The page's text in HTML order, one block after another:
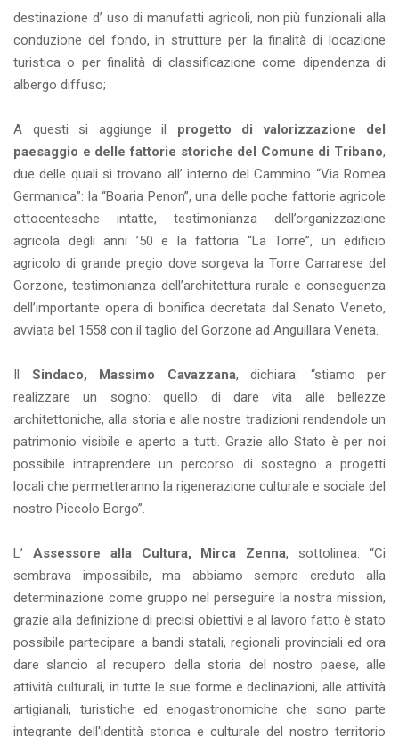
destinazione d’ uso di manufatti agricoli, non più funzionali alla
conduzione del fondo, in strutture per la finalità di locazione
turistica o per finalità di classificazione come dipendenza di
albergo diffuso;
A questi si aggiunge il progetto di valorizzazione del
paesaggio e delle fattorie storiche del Comune di Tribano,
due delle quali si trovano all’ interno del Cammino “Via Romea
Germanica”: la “Boaria Penon”, una delle poche fattorie agricole
ottocentesche intatte, testimonianza dell’organizzazione
agricola degli anni ’50 e la fattoria “La Torre”, un edificio
agricolo di grande pregio dove sorgeva la Torre Carrarese del
Gorzone, testimonianza dell’architettura rurale e conseguenza
dell’importante opera di bonifica decretata dal Senato Veneto,
avviata bel 1558 con il taglio del Gorzone ad Anguillara Veneta.
Sindaco, Massimo Cavazzana, dichiara: “stiamo per
realizzare un sogno: quello di dare vita alle bellezze
architettoniche, alla storia e alle nostre tradizioni rendendole un
patrimonio visibile e aperto a tutti. Grazie allo Stato è per noi
possibile intraprendere un percorso di sostegno a progetti
locali che permetteranno la rigenerazione culturale e sociale del
nostro Piccolo Borgo”.
L’ Assessore alla Cultura, Mirca Zenna, sottolinea: “Ci
sembrava impossibile, ma abbiamo sempre creduto alla
determinazione come gruppo nel perseguire la nostra mission,
grazie alla definizione di precisi obiettivi e al lavoro fatto è stato
possibile partecipare a bandi statali, regionali provinciali ed ora
dare slancio al recupero della storia del nostro paese, alle
attività culturali, in tutte le sue forme e declinazioni, alle attività
artigianali, turistiche ed enogastronomiche che sono parte
integrante dell'identità storica e culturale del nostro territorio